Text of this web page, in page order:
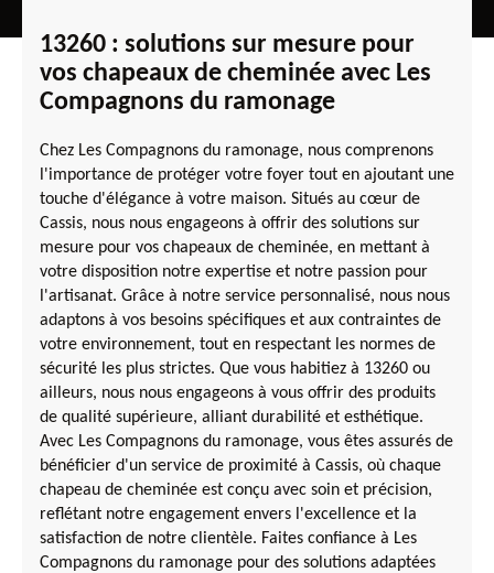
13260 : solutions sur mesure pour
vos chapeaux de cheminée avec Les
Compagnons du ramonage
Chez Les Compagnons du ramonage, nous comprenons
l'importance de protéger votre foyer tout en ajoutant une
touche d'élégance à votre maison. Situés au cœur de
Cassis, nous nous engageons à offrir des solutions sur
mesure pour vos chapeaux de cheminée, en mettant à
votre disposition notre expertise et notre passion pour
l'artisanat. Grâce à notre service personnalisé, nous nous
adaptons à vos besoins spécifiques et aux contraintes de
votre environnement, tout en respectant les normes de
sécurité les plus strictes. Que vous habitiez à 13260 ou
ailleurs, nous nous engageons à vous offrir des produits
de qualité supérieure, alliant durabilité et esthétique.
Avec Les Compagnons du ramonage, vous êtes assurés de
bénéficier d'un service de proximité à Cassis, où chaque
chapeau de cheminée est conçu avec soin et précision,
reflétant notre engagement envers l'excellence et la
satisfaction de notre clientèle. Faites confiance à Les
Compagnons du ramonage pour des solutions adaptées